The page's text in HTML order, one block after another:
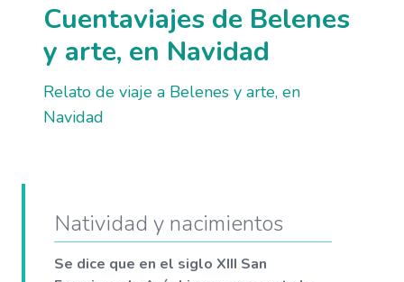
Cuentaviajes de Belenes
y arte, en Navidad
Relato de viaje a Belenes y arte, en
Navidad
Natividad y nacimientos
Se dice que en el siglo XIII San